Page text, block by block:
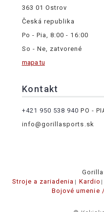
363 01 Ostrov
Česká republika
Po - Pia, 8:00 - 16:00
So - Ne, zatvorené
mapa tu
Kontakt
+421 950 538 940 PO -
info@gorillasports.sk
Stroje a zariadenia
Kardio
Bojové umenie